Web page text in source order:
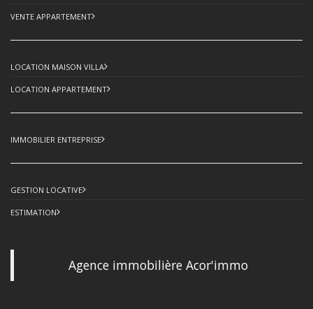
VENTE APPARTEMENT
LOCATION MAISON VILLA
LOCATION APPARTEMENT
IMMOBILIER ENTREPRISE
GESTION LOCATIVE
ESTIMATION
Agence immobilière Acor'immo